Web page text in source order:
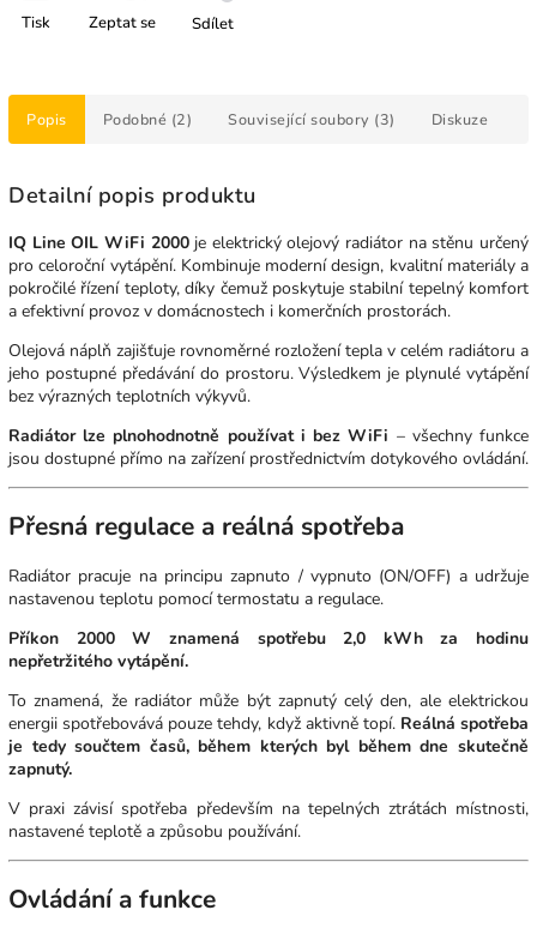
Tisk Zeptat se Sdílet
Popis Podobné (2) Související soubory (3) Diskuze
Detailní popis produktu
IQ Line OIL WiFi 2000je elektrický olejový radiátor na stěnu určený
pro celoroční vytápění. Kombinuje moderní design, kvalitní materiály a
pokročilé řízení teploty, díky čemuž poskytuje stabilní tepelný komfort
a efektivní provoz v domácnostech i komerčních prostorách.
Olejová náplň zajišťuje rovnoměrné rozložení tepla v celém radiátoru a
jeho postupné předávání do prostoru. Výsledkem je plynulé vytápění
bez výrazných teplotních výkyvů.
Radiátor lze plnohodnotně používat i bez WiFi – všechny funkce
jsou dostupné přímo na zařízení prostřednictvím dotykového ovládání.
Přesná regulace a reálná spotřeba
Radiátor pracuje na principu zapnuto / vypnuto (ON/OFF) a udržuje
nastavenou teplotu pomocí termostatu a regulace.
Příkon 2000 W znamená spotřebu 2,0 kWh za hodinu
nepřetržitého vytápění.
To znamená, že radiátor může být zapnutý celý den, ale elektrickou
energii spotřebovává pouze tehdy, když aktivně topí. Reálná spotřeba
je tedy součtem časů, během kterých byl během dne skutečně
zapnutý.
V praxi závisí spotřeba především na tepelných ztrátách místnosti,
nastavené teplotě a způsobu používání.
Ovládání a funkce